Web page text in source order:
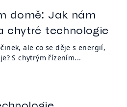
domě: Jak nám
chytré technologie
ale co se děje s energií,
S chytrým řízením...